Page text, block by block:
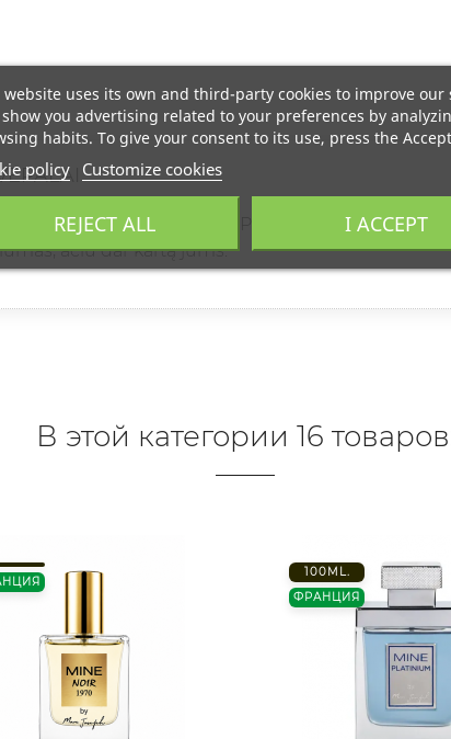
kvepalai, rekomenduoju. Pirkau, perku ir pirksiu
ačiū dar kartą jums.
В этой категории 16
100ML.
ФРАНЦИЯ
website uses its own and third-party cookies to improve our
you advertising related to your preferences by
habits. To give your consent to its use, press the
policy Customize cookies
REJECT ALL I ACCEPT